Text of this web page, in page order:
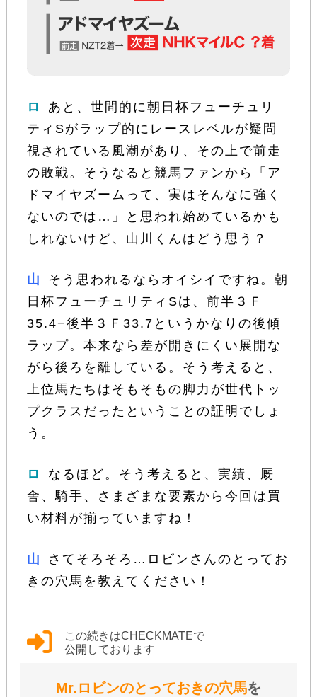
ロ
あと、世間的に朝日杯フューチュリ
ティSがラップ的にレースレベルが疑問
視されている風潮があり、その上で前走
の敗戦。そうなると競馬ファンから「ア
ドマイヤズームって、実はそんなに強く
ないのでは…」と思われ始めているかも
しれないけど、山川くんはどう思う？
山
そう思われるならオイシイですね。朝
日杯フューチュリティSは、前半３Ｆ
35.4−後半３Ｆ33.7というかなりの後傾
ラップ。本来なら差が開きにくい展開な
がら後ろを離している。そう考えると、
上位馬たちはそもそもの脚力が世代トッ
プクラスだったということの証明でしょ
う。
ロ
なるほど。そう考えると、実績、厩
舎、騎手、さまざまな要素から今回は買
い材料が揃っていますね！
山
さてそろそろ…ロビンさんのとってお
きの穴馬を教えてください！
この続きはCHECKMATEで
公開しております
Mr.ロビンのとっておきの穴馬を